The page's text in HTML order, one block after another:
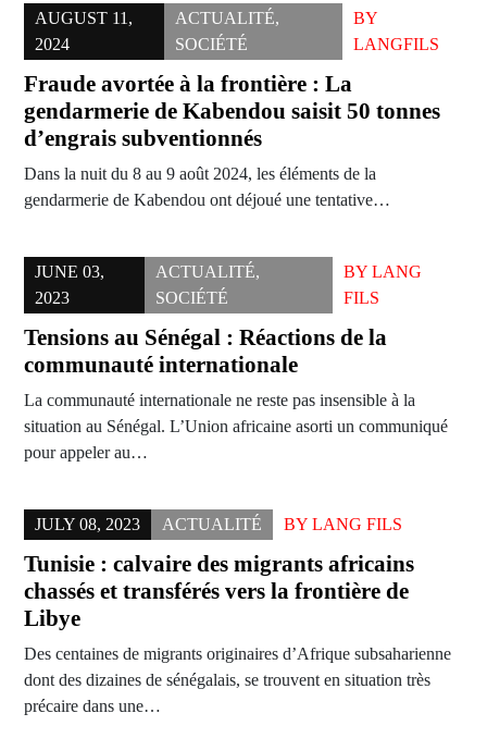
AUGUST 11,
2024
ACTUALITÉ,
SOCIÉTÉ
BY
LANGFILS
Fraude avortée à la frontière : La
gendarmerie de Kabendou saisit 50 tonnes
d’engrais subventionnés
Dans la nuit du 8 au 9 août 2024, les éléments de la
gendarmerie de Kabendou ont déjoué une tentative…
JUNE 03,
2023
ACTUALITÉ,
SOCIÉTÉ
BYLANG
FILS
Tensions au Sénégal : Réactions de la
communauté internationale
La communauté internationale ne reste pas insensible à la
situation au Sénégal. L’Union africaine asorti un communiqué
pour appeler au…
JULY 08, 2023 ACTUALITÉ BY LANG FILS
Tunisie : calvaire des migrants africains
chassés et transférés vers la frontière de
Libye
Des centaines de migrants originaires d’Afrique subsaharienne
dont des dizaines de sénégalais, se trouvent en situation très
précaire dans une…